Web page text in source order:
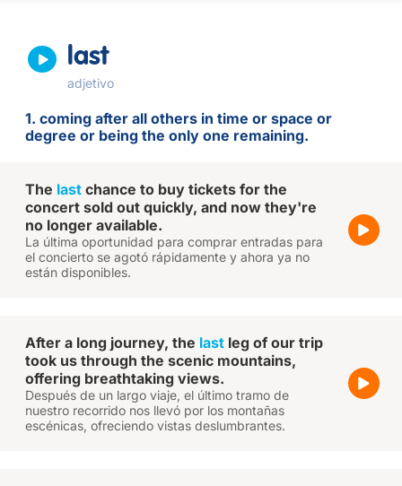
last
adjetivo
1. coming after all others in time or space or
degree or being the only one remaining.
The last chance to buy tickets for the
concert sold out quickly, and now they're
no longer available.
La última oportunidad para comprar entradas para
el concierto se agotó rápidamente y ahora ya no
están disponibles.
After a long journey, the last leg of our trip
took us through the scenic mountains,
offering breathtaking views.
Después de un largo viaje, el último tramo de
nuestro recorrido nos llevó por los montañas
escénicas, ofreciendo vistas deslumbrantes.